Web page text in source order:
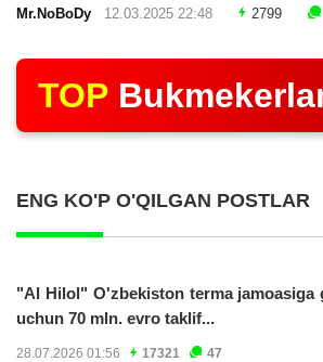
Mr.NoBoDy 12.03.2025 22:48 2799
TOP
ENG KO'P O'QILGAN POSTLAR
"Al Hilol" O'zbekiston terma jamoasiga
uchun 70 mln. evro taklif...
28.07.2026 01:56 17321 47